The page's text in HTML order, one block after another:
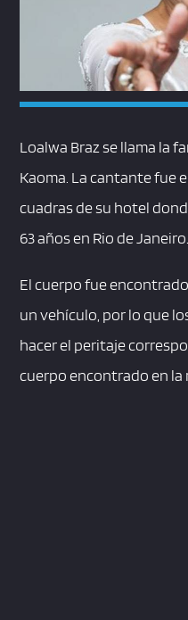
Loalwa Braz se llama la
Kaoma. La cantante fue
cuadras de su hotel
63 años en Rio de Janeiro.
El cuerpo fue
un vehículo, por lo que
hacer el peritaje
cuerpo encontrado en la